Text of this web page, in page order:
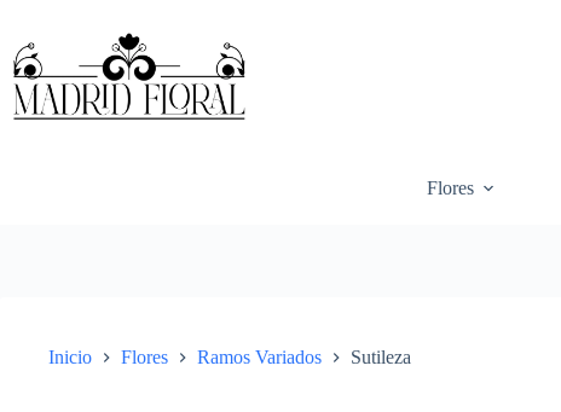
contenido
Flores
Inicio Flores Ramos Variados Sutileza